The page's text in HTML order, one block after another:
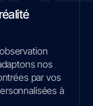
nos
par vos
à